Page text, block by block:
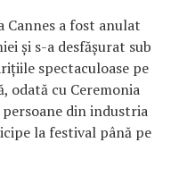
Cannes a fost anulat
și s-a desfășurat sub
spectaculoase pe
odată cu Ceremonia
persoane din industria
la festival până pe